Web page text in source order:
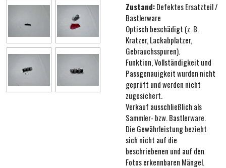
Zustand:Defektes Ersatzteil /
Bastlerware
Optisch beschädigt (z. B.
Kratzer, Lackabplatzer,
Gebrauchsspuren).
Funktion, Vollständigkeit und
Passgenauigkeit wurden nicht
geprüft und werden nicht
zugesichert.
Verkauf ausschließlich als
Sammler- bzw. Bastlerware.
Die Gewährleistung bezieht
sich nicht auf die
beschriebenen und auf den
Fotos erkennbaren Mängel.